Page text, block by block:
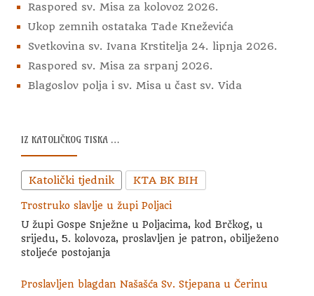
Raspored sv. Misa za kolovoz 2026.
Ukop zemnih ostataka Tade Kneževića
Svetkovina sv. Ivana Krstitelja 24. lipnja 2026.
Raspored sv. Misa za srpanj 2026.
Blagoslov polja i sv. Misa u čast sv. Vida
IZ KATOLIČKOG TISKA …
Katolički tjednik KTA BK BIH
Trostruko slavlje u župi Poljaci
U župi Gospe Snježne u Poljacima, kod Brčkog, u
srijedu, 5. kolovoza, proslavljen je patron, obilježeno
stoljeće postojanja
Proslavljen blagdan Našašća Sv. Stjepana u Čerinu